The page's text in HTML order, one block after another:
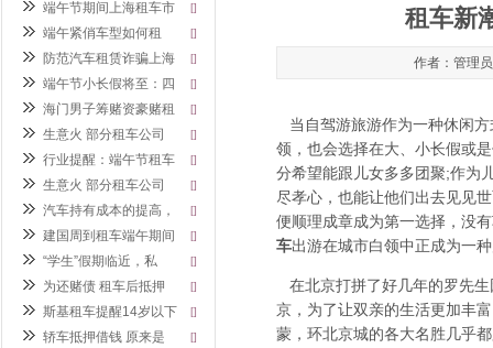
租车新
作者：管理
当自驾游旅游作为一种休闲
领，也会选择在大、小长假或
分希望能跟儿女多多团聚;作为
尽孝心，也能让他们出去见见
便顺理成章成为第一选择，没
车出游在城市白领中正成为一
在北京打拼了好几年的罗先
京，为了让双亲的生活更加丰
蒙，环北京城的各大名胜几乎
[]
端午节期间上海租车市
[]
端午紧俏车型如何租
[]
防范汽车租赁诈骗上海
[]
端午节小长假将至：四
[]
海门男子筹赌资豪赌租
[]
生意火 部分租车公司
[]
行业提醒：端午节租车
[]
生意火 部分租车公司
[]
汽车持有成本的提高，
[]
建国周到租车端午期间
[]
“学生”假期临近，私
[]
为还赌债 租车后抵押
[]
斯基租车提醒14岁以下
[]
轿车抵押借钱 原来是